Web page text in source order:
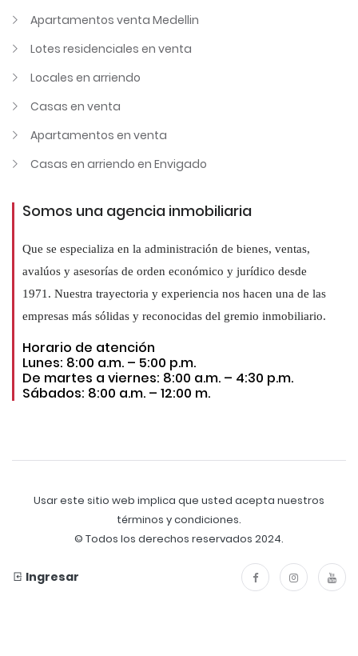
Apartamentos venta Medellin
Lotes residenciales en venta
Locales en arriendo
Casas en venta
Apartamentos en venta
Casas en arriendo en Envigado
Somos una agencia inmobiliaria
Que se especializa en la administración de bienes, ventas,
avalúos y asesorías de orden económico y jurídico desde
1971. Nuestra trayectoria y experiencia nos hacen una de las
empresas más sólidas y reconocidas del gremio inmobiliario.
Horario de atención
Lunes: 8:00 a.m. – 5:00 p.m.
De martes a viernes: 8:00 a.m. – 4:30 p.m.
Sábados: 8:00 a.m. – 12:00 m.
Usar este sitio web implica que usted acepta nuestros
términos y condiciones.
© Todos los derechos reservados 2024.
Ingresar